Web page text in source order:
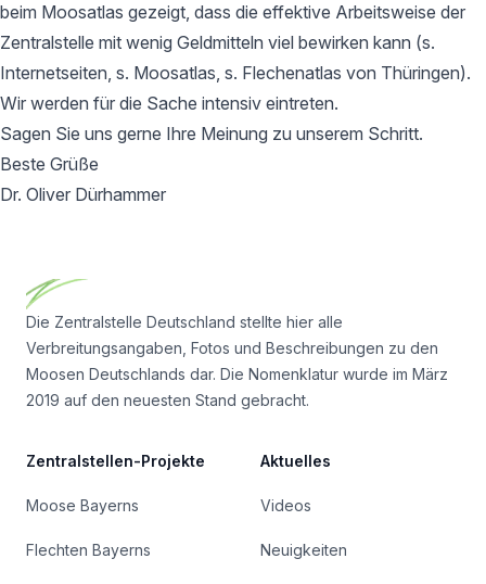
beim Moosatlas gezeigt, dass die effektive Arbeitsweise der
Zentralstelle mit wenig Geldmitteln viel bewirken kann (s.
Internetseiten, s. Moosatlas, s. Flechenatlas von Thüringen).
Wir werden für die Sache intensiv eintreten.
Sagen Sie uns gerne Ihre Meinung zu unserem Schritt.
Beste Grüße
Dr. Oliver Dürhammer
Die Zentralstelle Deutschland stellte hier alle
Verbreitungsangaben, Fotos und Beschreibungen zu den
Moosen Deutschlands dar. Die Nomenklatur wurde im März
2019 auf den neuesten Stand gebracht.
Zentralstellen-Projekte
Moose Bayerns
Flechten Bayerns
Aktuelles
Videos
Neuigkeiten